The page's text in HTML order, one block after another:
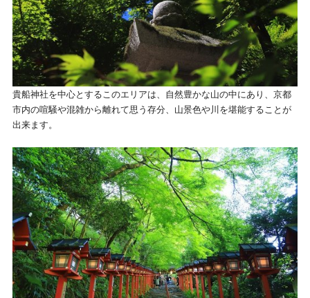
貴船神社を中心とするこのエリアは、自然豊かな山の中にあり、京都
市内の喧騒や混雑から離れて思う存分、山景色や川を堪能することが
出来ます。